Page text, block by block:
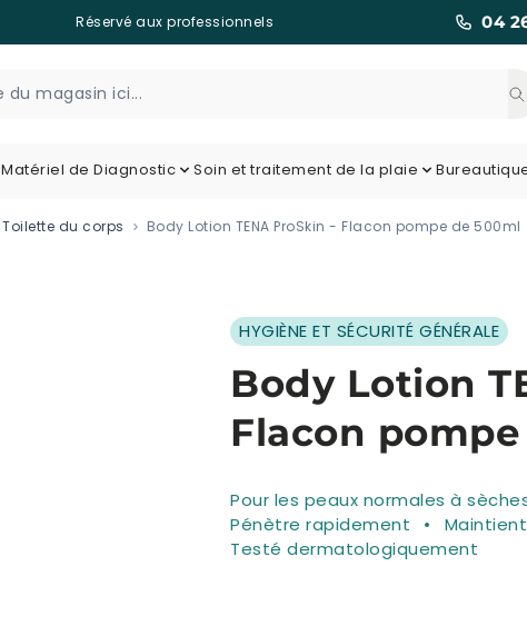
Réservé aux professionnels 04
Matériel de Diagnostic Soin et traitement de la plaie
Toilette du corps Body Lotion TENA ProSkin - Flacon pompe de 500ml
HYGIÈNE ET SÉCURITÉ GÉNÉRALE
Body Lotion
Flacon
Pour les peaux normales à
Pénètre rapidement
Testé dermatologiquement